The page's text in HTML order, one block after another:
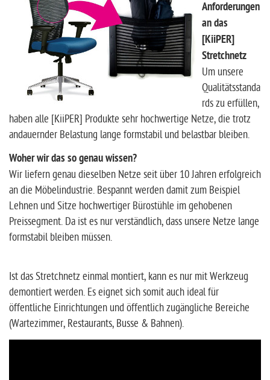
Anforderungen
an das
[KiiPER]
Stretchnetz
Um unsere
Qualitätsstanda
rds zu erfüllen,
haben alle [KiiPER] Produkte sehr hochwertige Netze, die trotz
andauernder Belastung lange formstabil und belastbar bleiben.
Woher wir das so genau wissen?
Wir liefern genau dieselben Netze seit über 10 Jahren erfolgreich
an die Möbelindustrie. Bespannt werden damit zum Beispiel
Lehnen und Sitze hochwertiger Bürostühle im gehobenen
Preissegment. Da ist es nur verständlich, dass unsere Netze lange
formstabil bleiben müssen.
Ist das Stretchnetz einmal montiert, kann es nur mit Werkzeug
demontiert werden. Es eignet sich somit auch ideal für
öffentliche Einrichtungen und öffentlich zugängliche Bereiche
(Wartezimmer, Restaurants, Busse & Bahnen).